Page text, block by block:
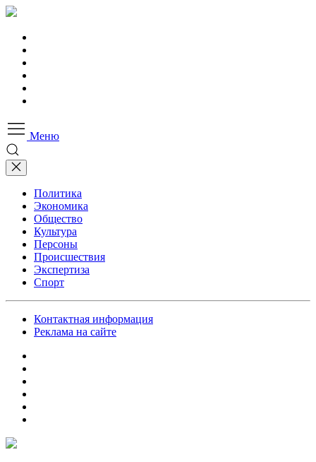
Меню
Политика
Экономика
Общество
Культура
Персоны
Происшествия
Экспертиза
Спорт
Контактная информация
Реклама на сайте